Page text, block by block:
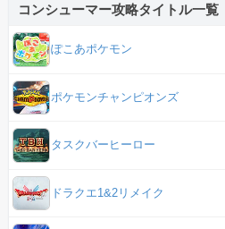
コンシューマー攻略タイトル一覧
ぽこあポケモン
ポケモンチャンピオンズ
タスクバーヒーロー
ドラクエ1&2リメイク